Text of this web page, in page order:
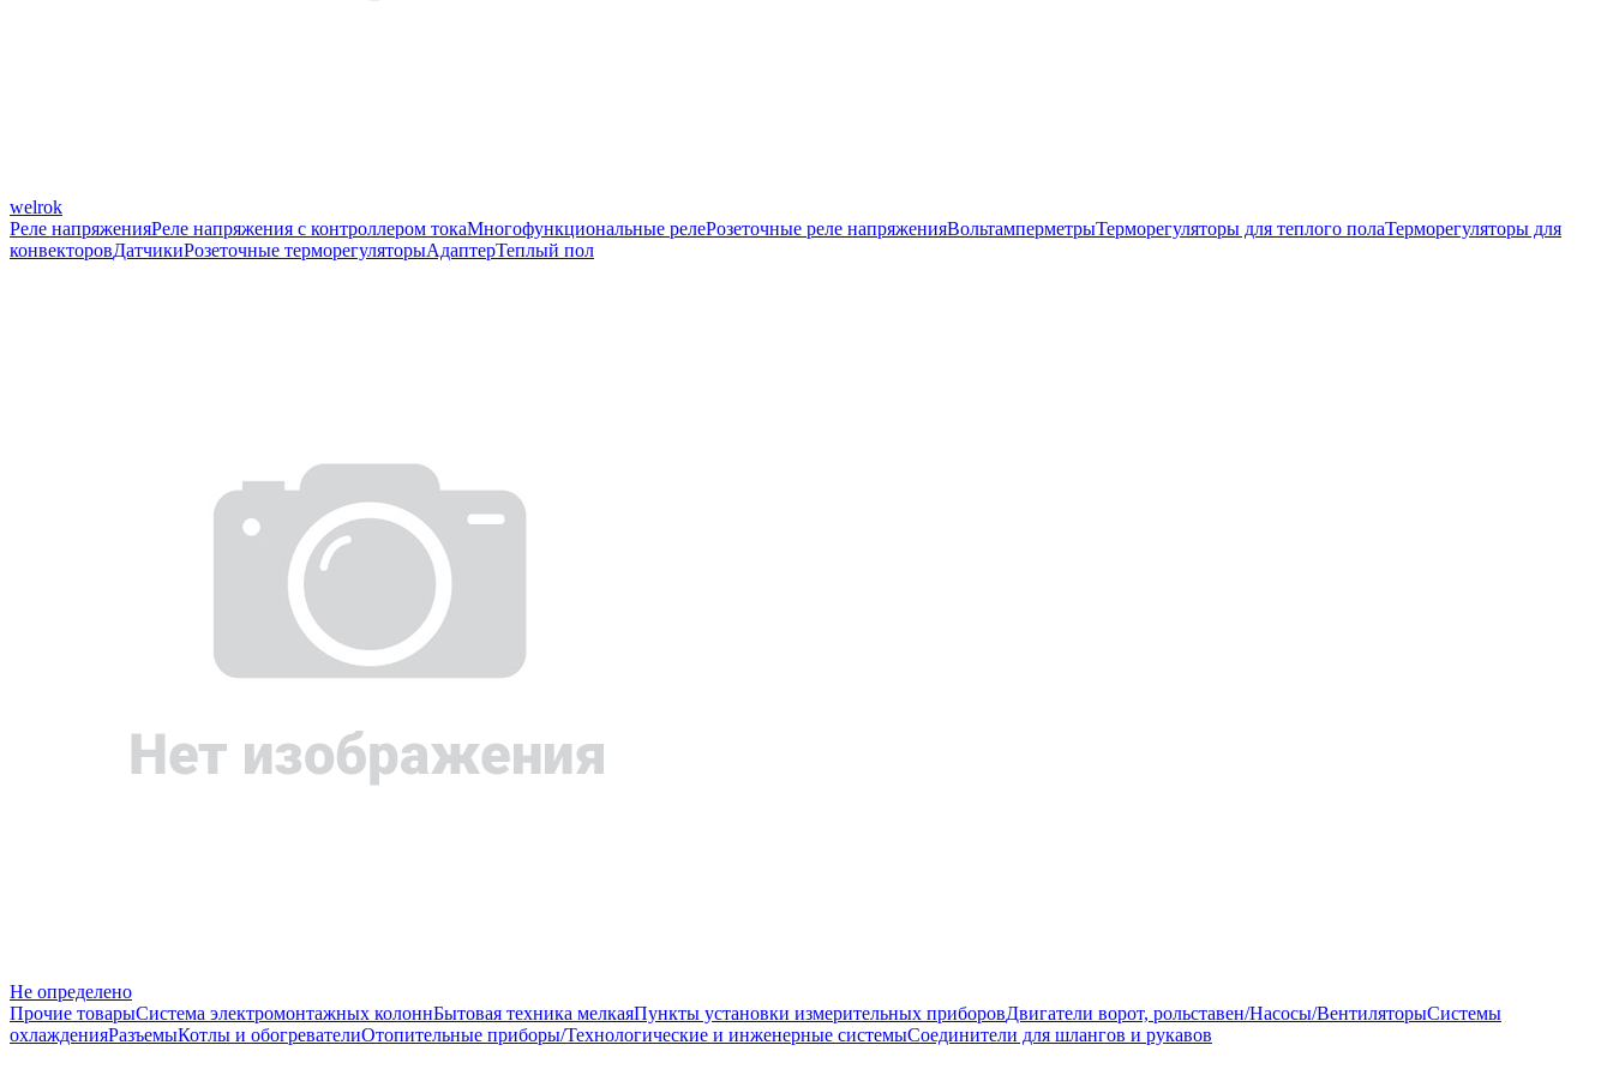
welrok
Реле напряженияРеле напряжения с контроллером токаМногофункциональные релеРозеточные реле напряженияВольтамперметрыТерморегуляторы для теплого полаТерморегуляторы для
конвекторовДатчикиРозеточные терморегуляторыАдаптерТеплый пол
Не определено
Прочие товарыСистема электромонтажных колоннБытовая техника мелкаяПункты установки измерительных приборовДвигатели ворот, рольставен/Насосы/ВентиляторыСистемы
охлажденияРазъемыКотлы и обогревателиОтопительные приборы/Технологические и инженерные системыСоединители для шлангов и рукавов